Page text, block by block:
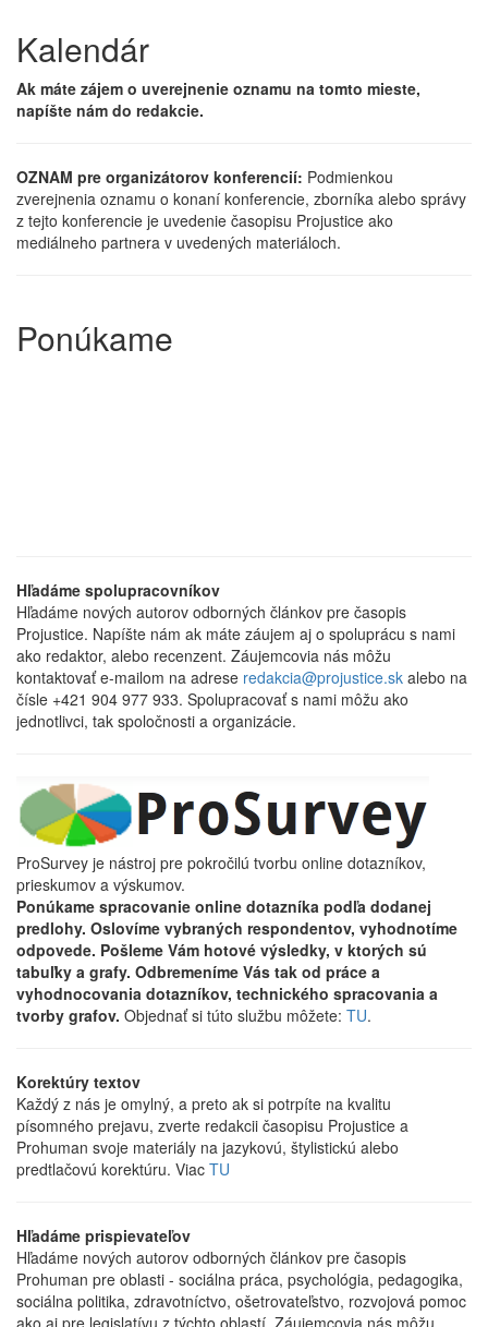
Kalendár
Ak máte zájem o uverejnenie oznamu na tomto mieste,
napíšte nám do redakcie.
OZNAM pre organizátorov konferencií: Podmienkou
zverejnenia oznamu o konaní konferencie, zborníka alebo správy
z tejto konferencie je uvedenie časopisu Projustice ako
mediálneho partnera v uvedených materiáloch.
Ponúkame
Hľadáme spolupracovníkov
Hľadáme nových autorov odborných článkov pre časopis
Projustice. Napíšte nám ak máte záujem aj o spoluprácu s nami
ako redaktor, alebo recenzent. Záujemcovia nás môžu
kontaktovať e-mailom na adrese redakcia@projustice.sk alebo na
čísle +421 904 977 933. Spolupracovať s nami môžu ako
jednotlivci, tak spoločnosti a organizácie.
ProSurvey je nástroj pre pokročilú tvorbu online dotazníkov,
prieskumov a výskumov.
Ponúkame spracovanie online dotazníka podľa dodanej
predlohy. Oslovíme vybraných respondentov, vyhodnotíme
odpovede. Pošleme Vám hotové výsledky, v ktorých sú
tabuľky a grafy. Odbremeníme Vás tak od práce a
vyhodnocovania dotazníkov, technického spracovania a
tvorby grafov. Objednať si túto službu môžete: TU.
Korektúry textov
Každý z nás je omylný, a preto ak si potrpíte na kvalitu
písomného prejavu, zverte redakcii časopisu Projustice a
Prohuman svoje materiály na jazykovú, štylistickú alebo
predtlačovú korektúru. Viac TU
Hľadáme prispievateľov
Hľadáme nových autorov odborných článkov pre časopis
Prohuman pre oblasti - sociálna práca, psychológia, pedagogika,
sociálna politika, zdravotníctvo, ošetrovateľstvo, rozvojová pomoc